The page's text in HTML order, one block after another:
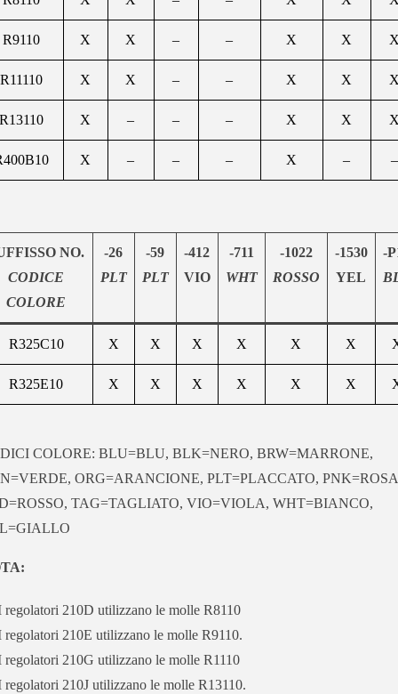
R9110 X X – – X X
R11110 X X – – X X
R13110 X – – – X X
X – – – X – –
NO.
CODICE
COLORE
-26
PLT
-59
PLT
-412
VIO
-711
WHT
-1022
ROSSO
-1530
YEL
-
R325C10 X X X X X X
R325E10 X X X X X X
COLORE: BLU=BLU, BLK=NERO, BRW=MARRONE,
ORG=ARANCIONE, PLT=PLACCATO,
TAG=TAGLIATO, VIO=VIOLA, WHT=BIANCO,
regolatori 210D utilizzano le molle R8110
regolatori 210E utilizzano le molle R9110.
regolatori 210G utilizzano le molle R1110
regolatori 210J utilizzano le molle R13110.